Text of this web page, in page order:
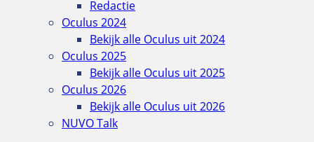
Redactie
Oculus 2024
Bekijk alle Oculus uit 2024
Oculus 2025
Bekijk alle Oculus uit 2025
Oculus 2026
Bekijk alle Oculus uit 2026
NUVO Talk